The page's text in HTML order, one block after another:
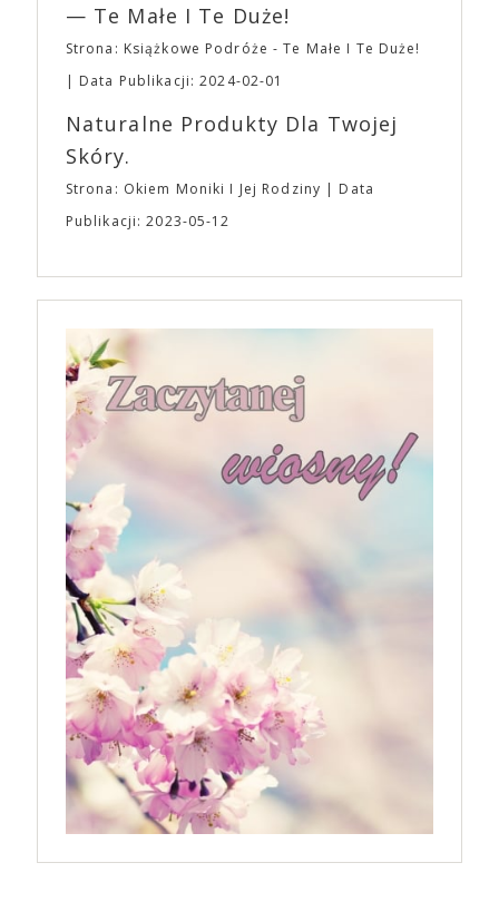
— Te Małe I Te Duże!
Strona: Książkowe Podróże - Te Małe I Te Duże!
Data Publikacji: 2024-02-01
Naturalne Produkty Dla Twojej
Skóry.
Strona: Okiem Moniki I Jej Rodziny
Data
Publikacji: 2023-05-12